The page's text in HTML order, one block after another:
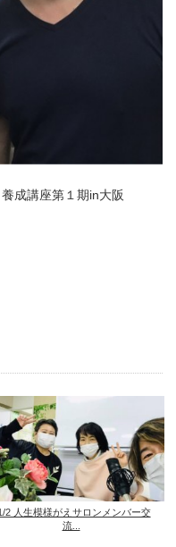
成講座第１期in大阪
2 人生模様がえサロンメンバー交
流...